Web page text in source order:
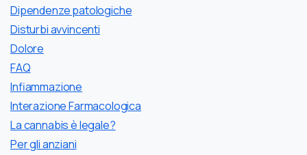
Dipendenze patologiche
Disturbi avvincenti
Dolore
FAQ
Infiammazione
Interazione Farmacologica
La cannabis è legale?
Per gli anziani